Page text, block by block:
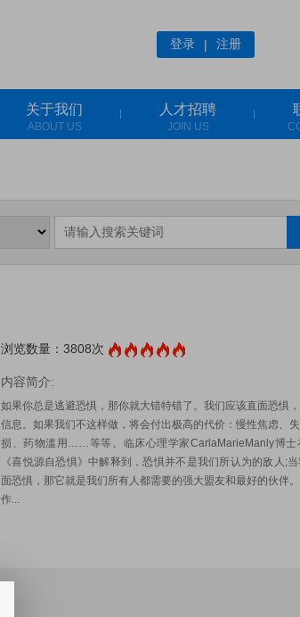
登录 | 注册
关于我们
ABOUT US
人才招聘
JOIN US
浏览数量：3808次
内容简介:
如果你总是逃避恐惧，那你就大错特错了。我们应该直面恐惧
信息。如果我们不这样做，将会付出极高的代价：慢性焦虑、
损、药物滥用……等等。临床心理学家CarlaMarieManly博士
《喜悦源自恐惧》中解释到，恐惧并不是我们所认为的敌人;
面恐惧，那它就是我们所有人都需要的强大盟友和最好的伙伴
作...